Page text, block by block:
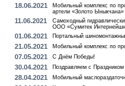
18.06.2021
Мобильный комплекс по
артели «Золото Ыныкчана»
11.06.2021
Самоходный
ООО «Сумитек
01.06.2021 Портальный
21.05.2021 Мобильный комплекс по
07.05.2021 С Днём Победы!
30.04.2021 Поздравляем с
28.04.2021 Мобильный